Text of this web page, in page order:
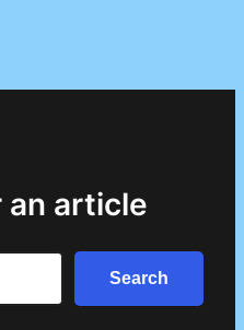
an article
Search